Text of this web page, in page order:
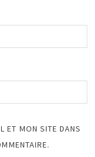
ET MON SITE DANS